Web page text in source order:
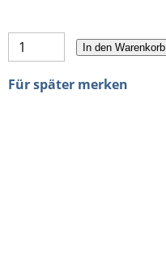
In den Warenkorb
Für später merken